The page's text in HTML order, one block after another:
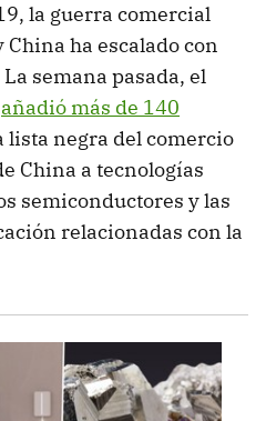
la guerra comercial
ha escalado con
semana pasada, el
añadió más de 140
lista negra del comercio
China a tecnologías
semiconductores y las
relacionadas con la